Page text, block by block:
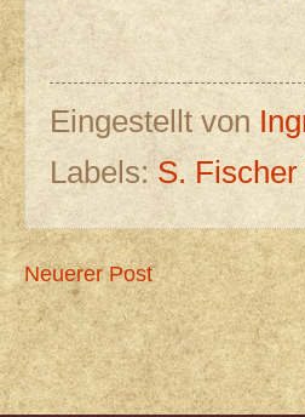
Eingestellt von
Labels:S.
Neuerer Post